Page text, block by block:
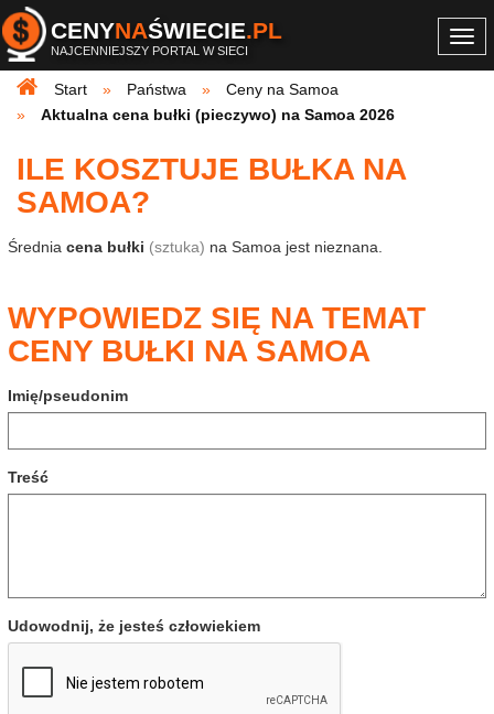
CENYNAŚWIECIE.PL
NAJCENNIEJSZY PORTAL W SIECI
Start
Państwa
Ceny na Samoa
Aktualna cena bułki (pieczywo) na Samoa 2026
ILE KOSZTUJE BUŁKA NA
SAMOA?
Średnia cena bułki (sztuka) na Samoa jest nieznana.
WYPOWIEDZ SIĘ NA TEMAT
CENY BUŁKI NA SAMOA
Imię/pseudonim
Treść
Udowodnij, że jesteś człowiekiem